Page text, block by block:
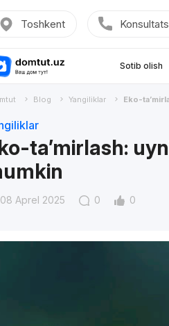
Toshkent
Sotib olish
Blog Yangiliklar Eko-
ta’mirlash:
08 Aprel 2025 0 0